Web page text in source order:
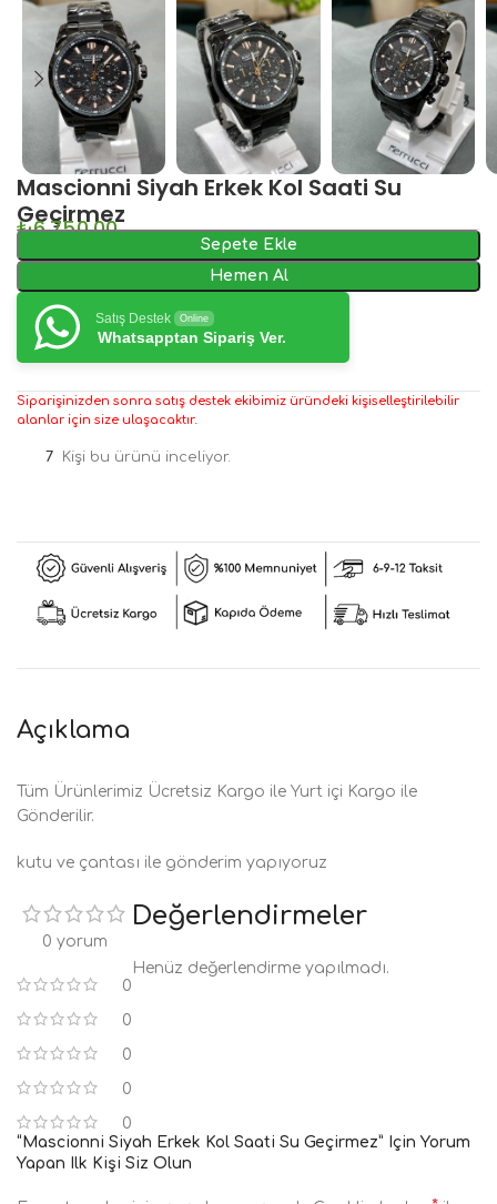
Mascionni Siyah Erkek Kol Saati Su
Geçirmez
₺6.750,00
Sepete Ekle
Hemen Al
Satış Destek Online
Whatsapptan Sipariş Ver.
Siparişinizden sonra satış destek ekibimiz üründeki kişiselleştirilebilir
alanlar için size ulaşacaktır.
7 Kişi bu ürünü inceliyor.
Açıklama
Tüm Ürünlerimiz Ücretsiz Kargo ile Yurt içi Kargo ile
Gönderilir.
kutu ve çantası ile gönderim yapıyoruz
0 yorum
0
0
0
0
0
Değerlendirmeler
Henüz değerlendirme yapılmadı.
“Mascionni Siyah Erkek Kol Saati Su Geçirmez” Için Yorum
Yapan Ilk Kişi Siz Olun